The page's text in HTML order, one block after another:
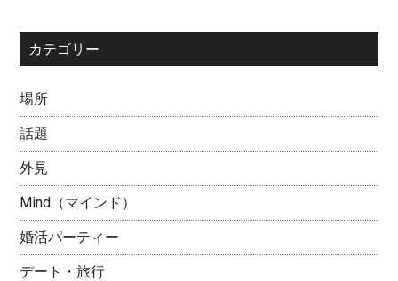
カテゴリー
場所
話題
外見
Mind（マインド）
婚活パーティー
デート・旅行